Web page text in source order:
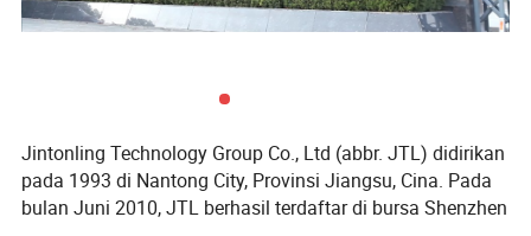
kondensasi
6-65 3,43-10
Foto detail
Jintonling Technology Group Co., Ltd (abbr. JTL) didirikan
pada 1993 di Nantong City, Provinsi Jiangsu, Cina. Pada
bulan Juni 2010, JTL berhasil terdaftar di bursa Shenzhen